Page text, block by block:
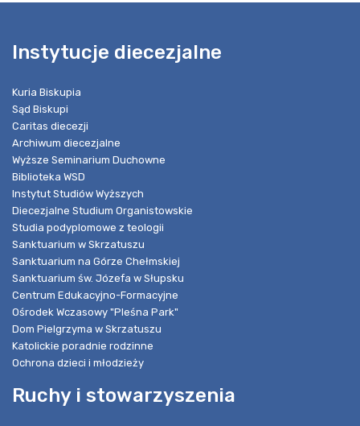
Instytucje diecezjalne
Kuria Biskupia
Sąd Biskupi
Caritas diecezji
Archiwum diecezjalne
Wyższe Seminarium Duchowne
Biblioteka WSD
Instytut Studiów Wyższych
Diecezjalne Studium Organistowskie
Studia podyplomowe z teologii
Sanktuarium w Skrzatuszu
Sanktuarium na Górze Chełmskiej
Sanktuarium św. Józefa w Słupsku
Centrum Edukacyjno-Formacyjne
Ośrodek Wczasowy "Pleśna Park"
Dom Pielgrzyma w Skrzatuszu
Katolickie poradnie rodzinne
Ochrona dzieci i młodzieży
Ruchy i stowarzyszenia